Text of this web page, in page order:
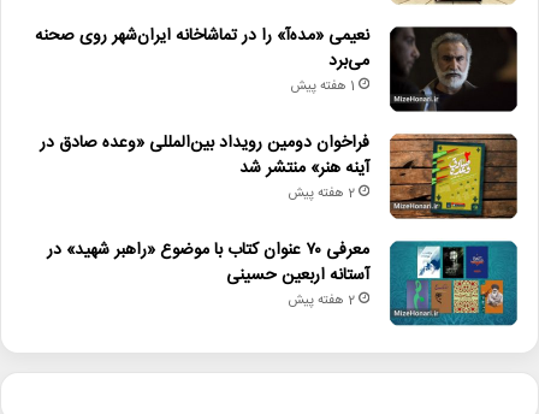
نعیمی «مده‌آ» را در تماشاخانه ایران‌شهر روی صحنه
می‌برد
1 هفته پیش
فراخوان دومین رویداد بین‌المللی «وعده صادق در
آینه هنر» منتشر شد
2 هفته پیش
معرفی ۷۰ عنوان کتاب با موضوع «راهبر شهید» در
آستانه اربعین حسینی
2 هفته پیش